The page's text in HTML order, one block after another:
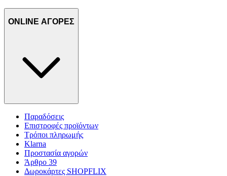
ONLINE ΑΓΟΡΕΣ
Παραδόσεις
Επιστροφές προϊόντων
Τρόποι πληρωμής
Klarna
Προστασία αγορών
Άρθρο 39
Δωροκάρτες SHOPFLIX